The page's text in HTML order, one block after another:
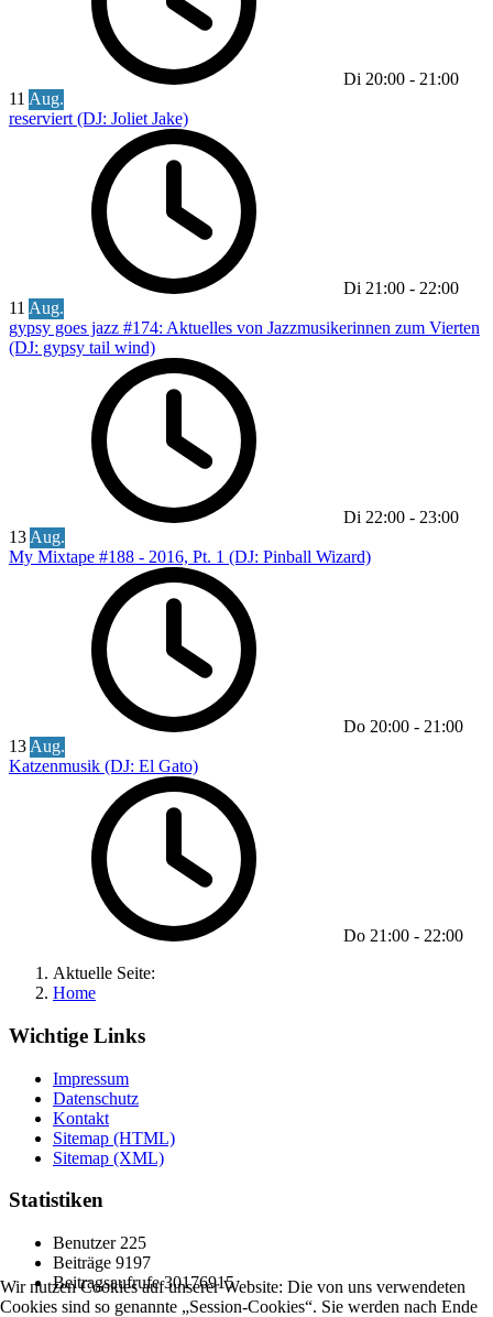
Di 20:00 - 21:00
11 Aug.
reserviert (DJ: Joliet Jake)
Di 21:00 - 22:00
11 Aug.
gypsy goes jazz #174: Aktuelles von Jazzmusikerinnen zum Vierten
(DJ: gypsy tail wind)
Di 22:00 - 23:00
13 Aug.
My Mixtape #188 - 2016, Pt. 1 (DJ: Pinball Wizard)
Do 20:00 - 21:00
13 Aug.
Katzenmusik (DJ: El Gato)
Do 21:00 - 22:00
Aktuelle Seite:
Home
Wichtige Links
Impressum
Datenschutz
Kontakt
Sitemap (HTML)
Sitemap (XML)
Statistiken
Benutzer 225
Beiträge 9197
Beitragsaufrufe30176915
Wir nutzen Cookies auf unserer Website: Die von uns verwendeten
Cookies sind so genannte „Session-Cookies“. Sie werden nach Ende